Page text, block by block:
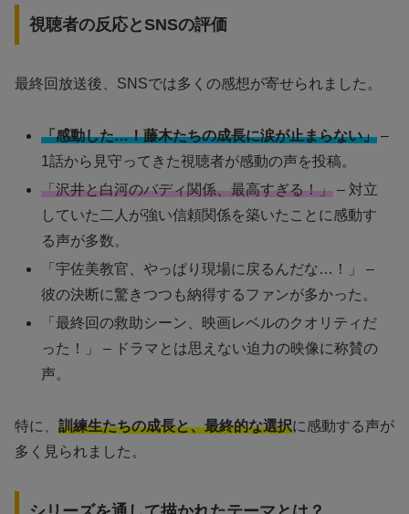
視聴者の反応とSNSの評価
最終回放送後、SNSでは多くの感想が寄せられました。
「感動した…！藤木たちの成長に涙が止まらない」 –
1話から見守ってきた視聴者が感動の声を投稿。
「沢井と白河のバディ関係、最高すぎる！」 – 対立
していた二人が強い信頼関係を築いたことに感動す
る声が多数。
「宇佐美教官、やっぱり現場に戻るんだな…！」 –
彼の決断に驚きつつも納得するファンが多かった。
「最終回の救助シーン、映画レベルのクオリティだ
った！」 – ドラマとは思えない迫力の映像に称賛の
声。
特に、 訓練生たちの成長と、最終的な選択に感動する声が
多く見られました。